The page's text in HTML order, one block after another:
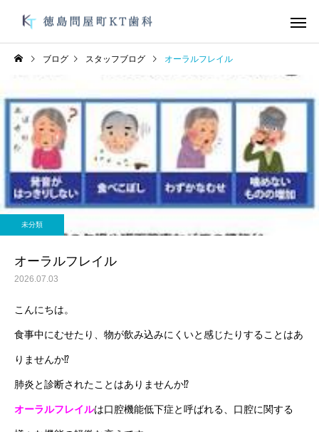
デュアルホワイトニン
グ
ガムピーリ
オフィスホワイトニン
未分類
オーラルフレイル
未分類
防を！
ブログ スタッフブログ オーラルフレイル
未分類
オーラルフレイル
2026.07.03
こんにちは。
食事中にむせたり、物が飲み込みにくいと感じたりすることはあ
りませんか⁉
肺炎と診断されたことはありませんか⁉
オーラルフレイルは口腔機能低下症と呼ばれる、口腔に関する